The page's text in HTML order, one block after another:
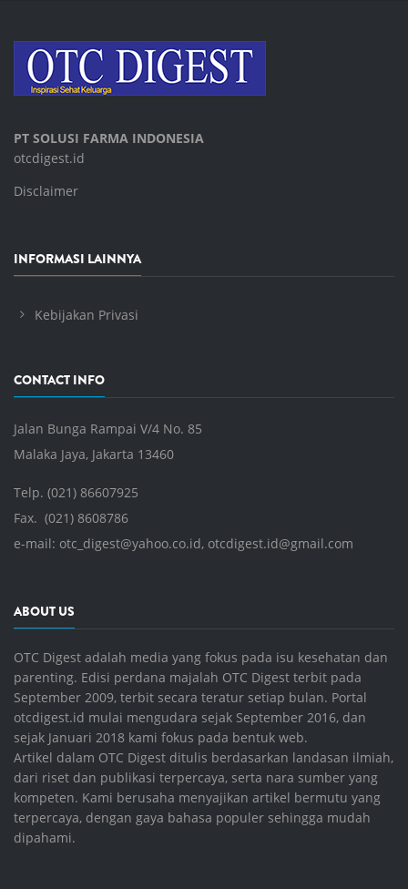
PT SOLUSI FARMA INDONESIA
otcdigest.id
Disclaimer
INFORMASI LAINNYA
Kebijakan Privasi
CONTACT INFO
Jalan Bunga Rampai V/4 No. 85
Malaka Jaya, Jakarta 13460
Telp. (021) 86607925
Fax. (021) 8608786
e-mail: otc_digest@yahoo.co.id, otcdigest.id@gmail.com
ABOUT US
OTC Digest adalah media yang fokus pada isu kesehatan dan
parenting. Edisi perdana majalah OTC Digest terbit pada
September 2009, terbit secara teratur setiap bulan. Portal
otcdigest.id mulai mengudara sejak September 2016, dan
sejak Januari 2018 kami fokus pada bentuk web.
Artikel dalam OTC Digest ditulis berdasarkan landasan ilmiah,
dari riset dan publikasi terpercaya, serta nara sumber yang
kompeten. Kami berusaha menyajikan artikel bermutu yang
terpercaya, dengan gaya bahasa populer sehingga mudah
dipahami.